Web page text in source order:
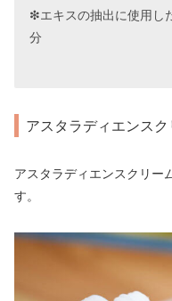
❇︎エキスの抽出に使用し
分
アスタラディエンスク
アスタラディエンスクリー
す。